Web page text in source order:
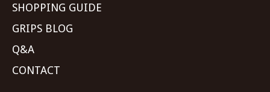
SHOPPING GUIDE
GRIPS BLOG
Q&A
CONTACT